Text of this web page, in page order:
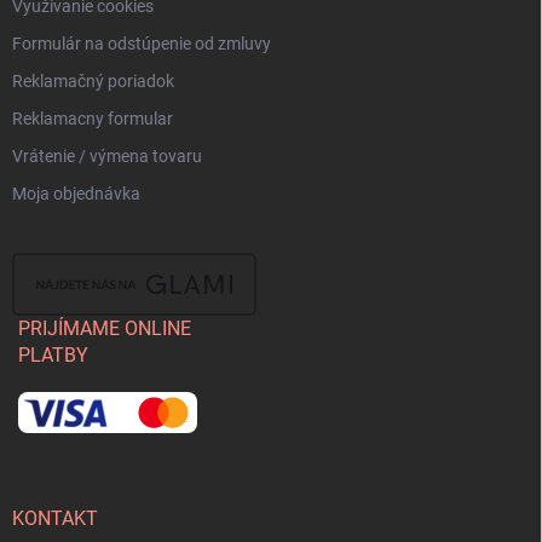
Využívanie cookies
Formulár na odstúpenie od zmluvy
Reklamačný poriadok
Reklamacny formular
Vrátenie / výmena tovaru
Moja objednávka
PRIJÍMAME ONLINE
PLATBY
KONTAKT